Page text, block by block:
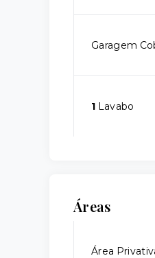
Garagem
1 Lavabo
Áreas
Área